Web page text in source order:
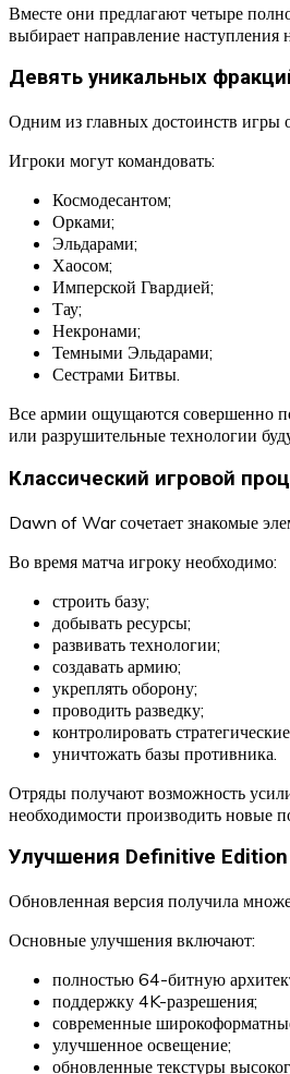
Вместе они предлагают четыре
выбирает направление наступления
Девять уникальных
Одним из главных достоинств игры
Игроки могут командовать:
Космодесантом;
Орками;
Эльдарами;
Хаосом;
Имперской Гвардией;
Тау;
Некронами;
Темными Эльдарами;
Сестрами Битвы.
Все армии ощущаются совершенно
или разрушительные технологии
Классический игровой
Dawn of War сочетает знакомые
Во время матча игроку необходимо:
строить базу;
добывать ресурсы;
развивать технологии;
создавать армию;
укреплять оборону;
проводить разведку;
контролировать
уничтожать базы противника.
Отряды получают возможность
необходимости производить новые
Улучшения Definitive Edition
Обновленная версия получила
Основные улучшения включают:
полностью 64-битную
поддержку 4K-разрешения;
современные
улучшенное освещение;
обновленные текстуры